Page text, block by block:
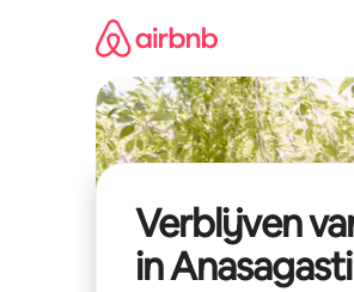
Verblijven
in Anasagasti